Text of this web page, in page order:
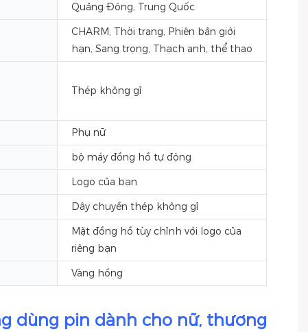
Quảng Đông, Trung Quốc
CHARM, Thời trang, Phiên bản giới
hạn, Sang trọng, Thạch anh, thể thao
Thép không gỉ
Phụ nữ
bộ máy đồng hồ tự động
Logo của bạn
Dây chuyền thép không gỉ
Mặt đồng hồ tùy chỉnh với logo của
riêng bạn
Vàng hồng